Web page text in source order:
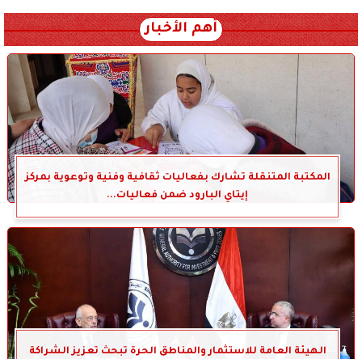
أهم الأخبار
المكتبة المتنقلة تشارك بفعاليات ثقافية وفنية وتوعوية بمركز
إيتاي البارود ضمن فعاليات...
الهيئة العامة للاستثمار والمناطق الحرة تبحث تعزيز الشراكة